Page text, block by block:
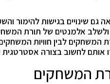
גם שינויים בגישות להימור
אלמנטים של תורת
לבין חוויות
אותם לחשוב בצורה אסטרטגית
המשחקים